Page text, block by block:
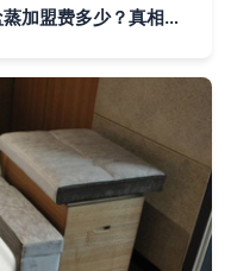
开盐蒸养生馆多少钱？五彩阳光盐蒸加盟费多少？真相在此